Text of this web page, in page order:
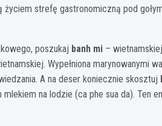
strefę gastronomiczną pod
poszukaj banh mi –
Wypełniona marynowanymi
A na deser koniecznie skosztuj
na lodzie (ca phe sua da). Ten